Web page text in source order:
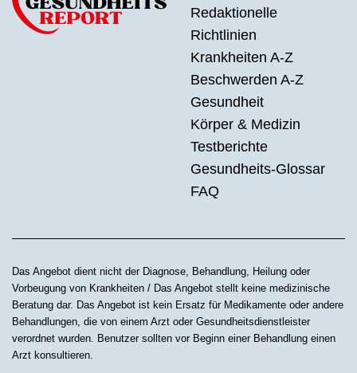
Redaktionelle
Richtlinien
Krankheiten A-Z
Beschwerden A-Z
Gesundheit
Körper & Medizin
Testberichte
Gesundheits-Glossar
FAQ
Das Angebot dient nicht der Diagnose, Behandlung, Heilung oder
Vorbeugung von Krankheiten / Das Angebot stellt keine medizinische
Beratung dar. Das Angebot ist kein Ersatz für Medikamente oder andere
Behandlungen, die von einem Arzt oder Gesundheitsdienstleister
verordnet wurden. Benutzer sollten vor Beginn einer Behandlung einen
Arzt konsultieren.